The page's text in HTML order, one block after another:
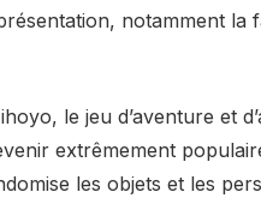
notamment la
le jeu d’aventure et
extrêmement
les objets et les